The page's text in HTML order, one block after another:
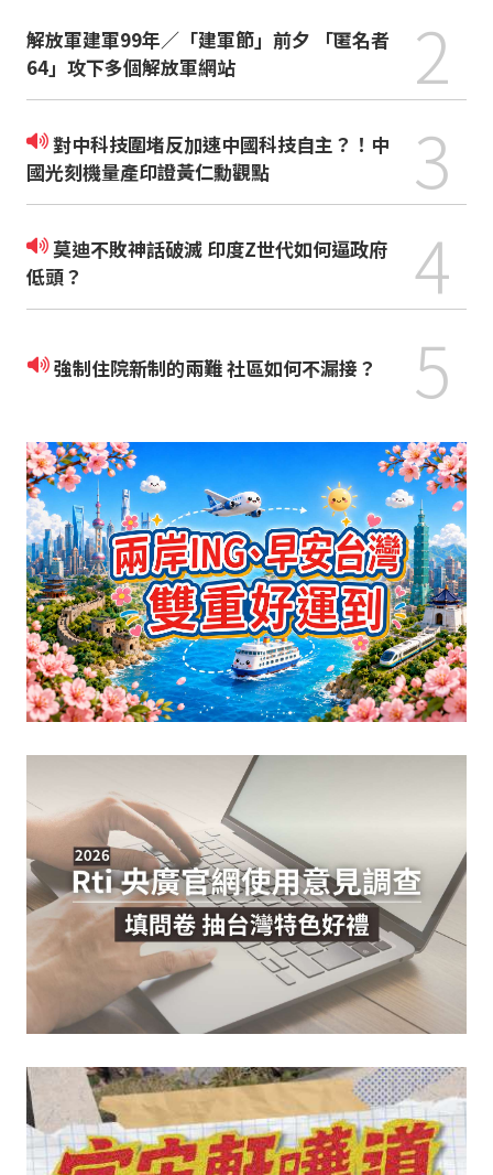
解放軍建軍99年／「建軍節」前夕 「匿名者
64」攻下多個解放軍網站
2
對中科技圍堵反加速中國科技自主？！中
國光刻機量產印證黃仁勳觀點
3
莫迪不敗神話破滅 印度Z世代如何逼政府
低頭？
4
強制住院新制的兩難 社區如何不漏接？ 5